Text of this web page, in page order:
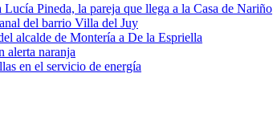
Pineda, la pareja que llega a la Casa de Nariño
del barrio Villa del Juy
alcalde de Montería a De la Espriella
alerta naranja
en el servicio de energía